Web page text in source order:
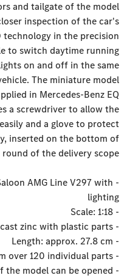
and tailgate of the model
inspection of the car's
technology in the precision
to switch daytime running
on and off in the same
The miniature model
in Mercedes-Benz EQ
a screwdriver to allow the
and a glove to protect
inserted on the bottom of
of the delivery scope.
AMG Line V297 with
lighting
- Scale: 1:18
- Material: die-cast zinc with plastic parts
- Length: approx. 27.8 cm
- Hand-assembled from over 120 individual parts
- Doors and tailgate of the model can be opened